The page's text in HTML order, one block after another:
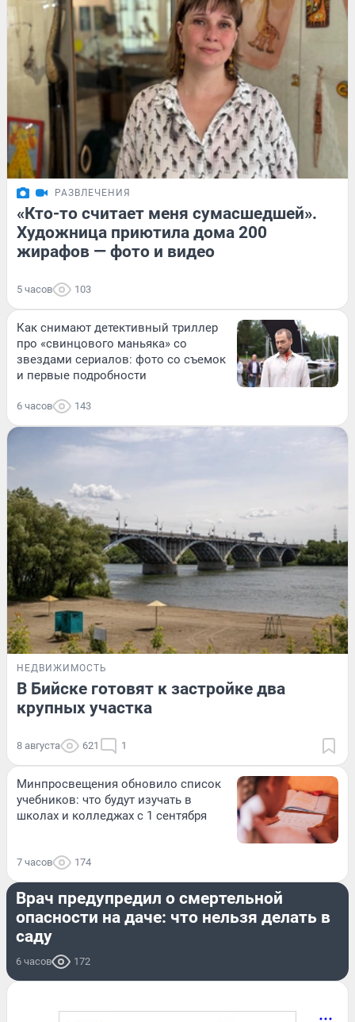
РАЗВЛЕЧЕНИЯ
«Кто-то считает меня сумасшедшей».
Художница приютила дома 200
жирафов — фото и видео
5 часов 103
Как снимают детективный триллер
про «свинцового маньяка» со
звездами сериалов: фото со съемок
и первые подробности
6 часов 143
НЕДВИЖИМОСТЬ
В Бийске готовят к застройке два
крупных участка
8 августа 621 1
Минпросвещения обновило список
учебников: что будут изучать в
школах и колледжах с 1 сентября
7 часов 174
ЗДОРОВЬЕ
Врач предупредил о смертельной
опасности на даче: что нельзя делать в
саду
6 часов 172